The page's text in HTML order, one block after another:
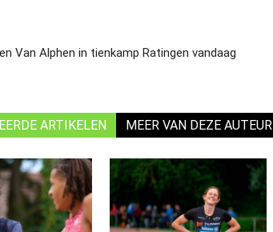
Van Alphen in tienkamp Ratingen vandaag
ARTIKELEN MEER VAN DEZE AUTEUR